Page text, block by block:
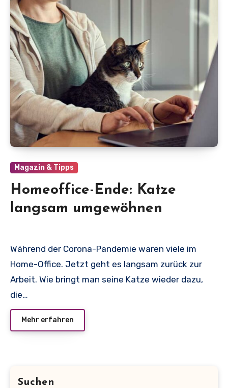
Magazin & Tipps
Homeoffice-Ende: Katze
langsam umgewöhnen
Während der Corona-Pandemie waren viele im
Home-Office. Jetzt geht es langsam zurück zur
Arbeit. Wie bringt man seine Katze wieder dazu,
die…
Mehr erfahren
Suchen